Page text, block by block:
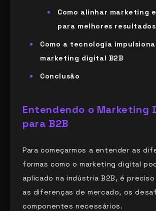
Como alinhar marketing
para melhores resultados
Como a tecnologia impulsiona
marketing digital B2B
Conclusão
Entendendo o Marketing
para B2B
Para começarmos a entender as
formas como o marketing digital
aplicado na indústria B2B, é
as diferenças de mercado, os
componentes necessários.